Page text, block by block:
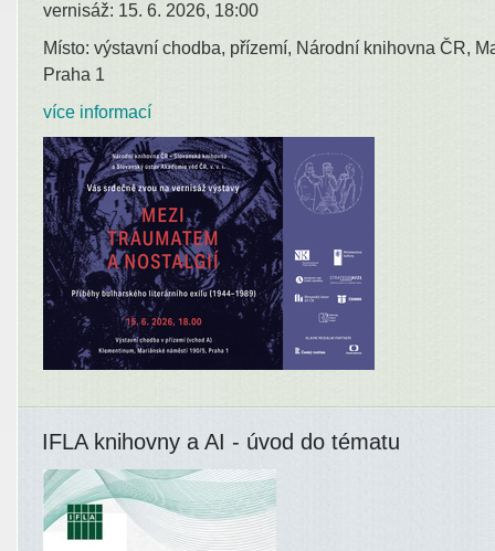
vernisáž: 15. 6. 2026, 18:00
Místo: výstavní chodba, přízemí, Národní knihovna ČR,
Praha 1
více informací
IFLA knihovny a AI - úvod do tématu